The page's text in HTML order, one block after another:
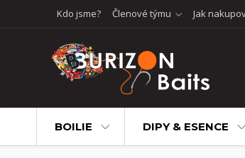
Kdo jsme? Členové týmu Jak
BOILIE DIPY & ESENCE